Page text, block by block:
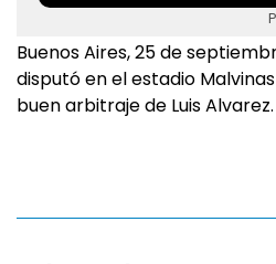
Buenos Aires, 25 de
disputó en el estadio
buen arbitraje de Luis Alvarez.